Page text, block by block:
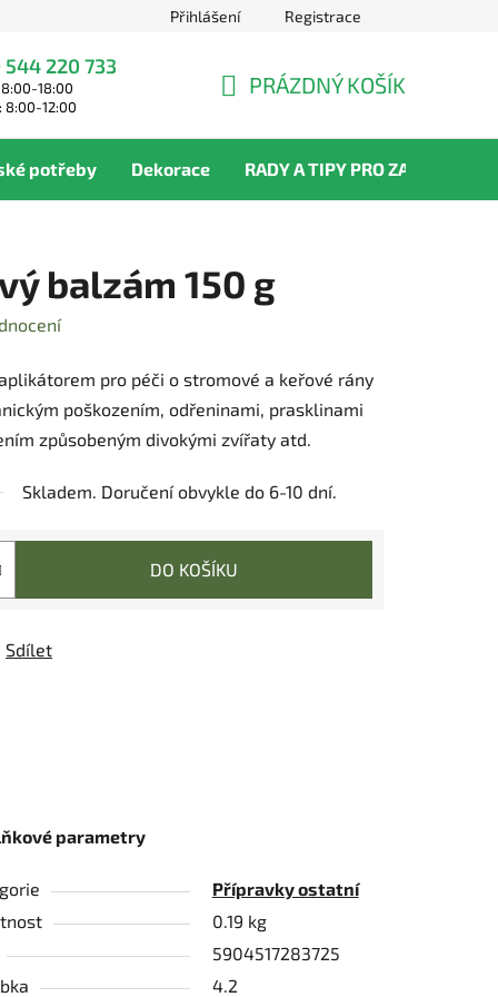
Přihlášení Registrace
220 733
18:00
8:00-12:00
KOŠÍK
PRÁZDNÝ KOŠÍK
potřeby Dekorace RADY A TIPY PRO ZAHRADNÍKY
balzám 150 g
pro péči o stromové a keřové rány
poškozením, odřeninami, prasklinami
způsobeným divokými zvířaty atd.
Skladem. Doručení obvykle do 6-10 dní.
DO KOŠÍKU
Sdílet
parametry
Přípravky ostatní
0.19 kg
5904517283725
4.2